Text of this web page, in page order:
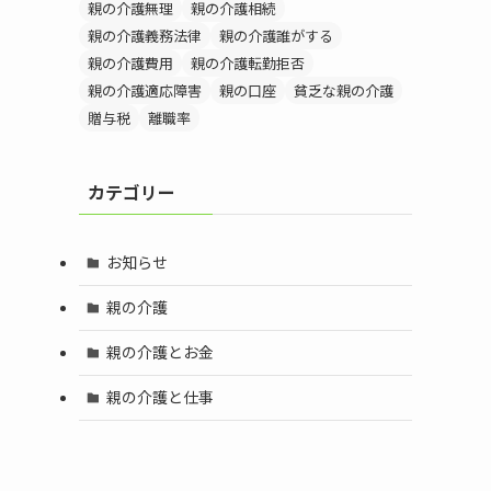
親の介護無理
親の介護相続
親の介護義務法律
親の介護誰がする
親の介護費用
親の介護転勤拒否
親の介護適応障害
親の口座
貧乏な親の介護
贈与税
離職率
カテゴリー
お知らせ
親の介護
親の介護とお金
親の介護と仕事